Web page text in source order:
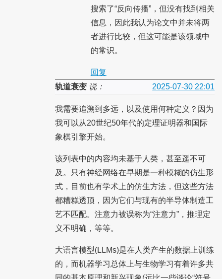
搜索了“反向传播”，但没有找到相关
信息，因此我认为论文中并未将两
者进行比较，但这可能是该领域中
的常识。
回复
轨道衰变说： 2025-07-30 22:01
我需要追溯到多远，以及使用何种定义？因为
我可以从20世纪50年代的定理证明器和国际
象棋引擎开始。
该列表中的内容均未基于人类，甚至遥不可
及。只有神经网络在早期是一种模糊的仿生形
式，目前也有学术上的仿生方法，但这些方法
都糟糕透顶，因为它们与现有的半导体制造工
艺不匹配。注意力被误称为“注意力”，推理定
义不明确，等等。
大语言模型(LLMs)是在人类产生的数据上训练
的，而机器学习总体上与生物学习有着许多共